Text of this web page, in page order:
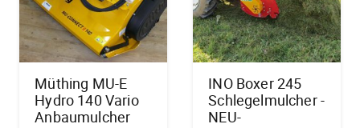
Müthing MU-E
Hydro 140 Vario
Anbaumulcher
INO Boxer 245
Schlegelmulcher -
NEU-